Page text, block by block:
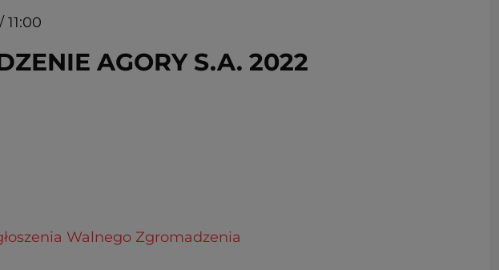
11:00
AGORY S.A. 2022
Walnego Zgromadzenia